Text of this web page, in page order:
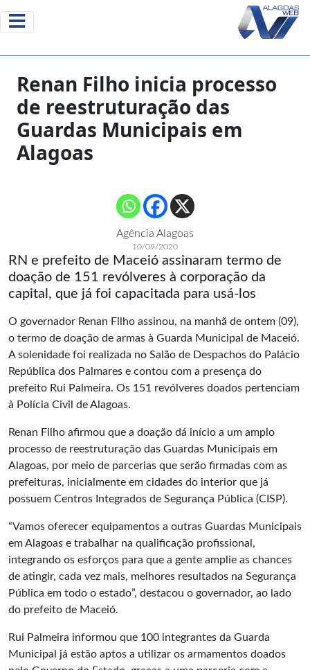
Renan Filho inicia processo
de reestruturação das
Guardas Municipais em
Alagoas
Agência Alagoas
10/09/2020
RN e prefeito de Maceió assinaram termo de
doação de 151 revólveres à corporação da
capital, que já foi capacitada para usá-los
O governador Renan Filho assinou, na manhã de ontem (09),
o termo de doação de armas à Guarda Municipal de Maceió.
A solenidade foi realizada no Salão de Despachos do Palácio
República dos Palmares e contou com a presença do
prefeito Rui Palmeira. Os 151 revólveres doados pertenciam
à Polícia Civil de Alagoas.
Renan Filho afirmou que a doação dá início a um amplo
processo de reestruturação das Guardas Municipais em
Alagoas, por meio de parcerias que serão firmadas com as
prefeituras, inicialmente em cidades do interior que já
possuem Centros Integrados de Segurança Pública (CISP).
“Vamos oferecer equipamentos a outras Guardas Municipais
em Alagoas e trabalhar na qualificação profissional,
integrando os esforços para que a gente amplie as chances
de atingir, cada vez mais, melhores resultados na Segurança
Pública em todo o estado”, destacou o governador, ao lado
do prefeito de Maceió.
Rui Palmeira informou que 100 integrantes da Guarda
Municipal já estão aptos a utilizar os armamentos doados